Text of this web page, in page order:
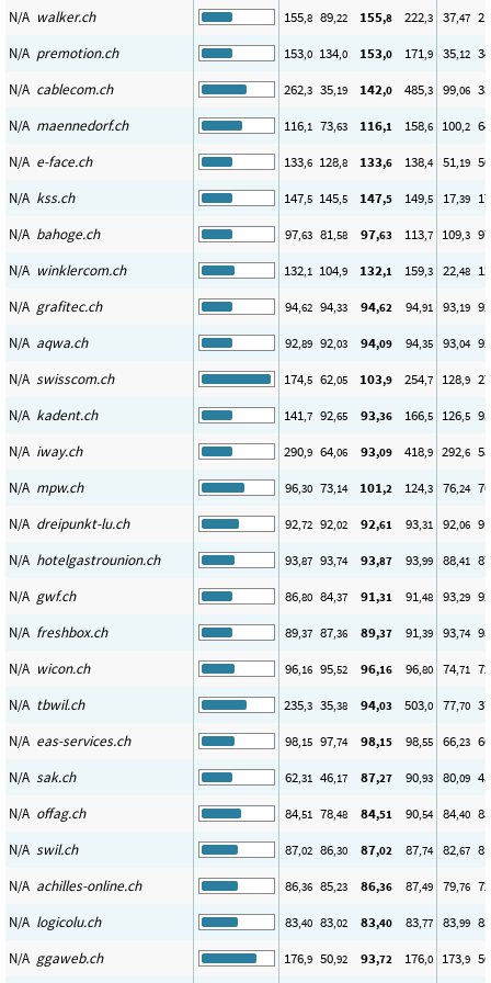
N/A walker.ch 155,8 89,22 155,8 222,3 37,47 21
N/A premotion.ch 153,0 134,0 153,0 171,9 35,12 34
N/A cablecom.ch 262,3 35,19 142,0 485,3 99,06 33
N/A maennedorf.ch 116,1 73,63 116,1 158,6 100,2 64
N/A e-face.ch 133,6 128,8 133,6 138,4 51,19 50
N/A kss.ch 147,5 145,5 147,5 149,5 17,39 17
N/A bahoge.ch 97,63 81,58 97,63 113,7 109,3 97
N/A winklercom.ch 132,1 104,9 132,1 159,3 22,48 12
N/A grafitec.ch 94,62 94,33 94,62 94,91 93,19 92
N/A aqwa.ch 92,89 92,03 94,09 94,35 93,04 92
N/A swisscom.ch 174,5 62,05 103,9 254,7 128,9 27
N/A kadent.ch 141,7 92,65 93,36 166,5 126,5 93
N/A iway.ch 290,9 64,06 93,09 418,9 292,6 55
N/A mpw.ch 96,30 73,14 101,2 124,3 76,24 70
N/A dreipunkt-lu.ch 92,72 92,02 92,61 93,31 92,06 91
N/A hotelgastrounion.ch 93,87 93,74 93,87 93,99 88,41 87
N/A gwf.ch 86,80 84,37 91,31 91,48 93,29 92
N/A freshbox.ch 89,37 87,36 89,37 91,39 93,74 93
N/A wicon.ch 96,16 95,52 96,16 96,80 74,71 72
N/A tbwil.ch 235,3 35,38 94,03 503,0 77,70 37
N/A eas-services.ch 98,15 97,74 98,15 98,55 66,23 60
N/A sak.ch 62,31 46,17 87,27 90,93 80,09 45
N/A offag.ch 84,51 78,48 84,51 90,54 84,40 83
N/A swil.ch 87,02 86,30 87,02 87,74 82,67 81
N/A achilles-online.ch 86,36 85,23 86,36 87,49 79,76 72
N/A logicolu.ch 83,40 83,02 83,40 83,77 83,99 83
N/A ggaweb.ch 176,9 50,92 93,72 176,0 173,9 50